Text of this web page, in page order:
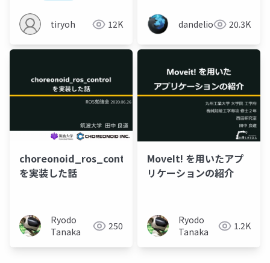
tiryoh 12K
pointcloud2gazebo
dandelion 20.3K
choreonoid_ros_control
を実装した話
Ryodo
Tanaka
250
MoveIt! を用いたアプ
リケーションの紹介
Ryodo
Tanaka
1.2K